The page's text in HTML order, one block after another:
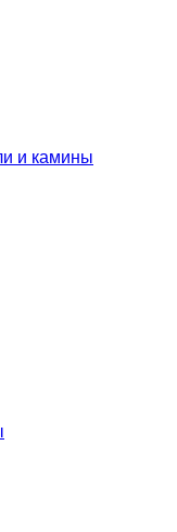
и камины